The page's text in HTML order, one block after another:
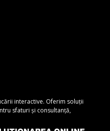
interactive. Oferim soluții
sfaturi și consultanță,